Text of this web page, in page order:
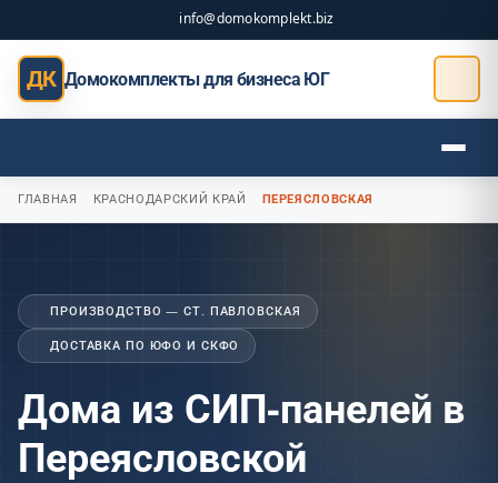
info@domokomplekt.biz
ДК Домокомплекты для бизнеса ЮГ
ГЛАВНАЯ КРАСНОДАРСКИЙ КРАЙ ПЕРЕЯСЛОВСКАЯ
ПРОИЗВОДСТВО — СТ. ПАВЛОВСКАЯ
ДОСТАВКА ПО ЮФО И СКФО
Дома из СИП-панелей в
Переясловской